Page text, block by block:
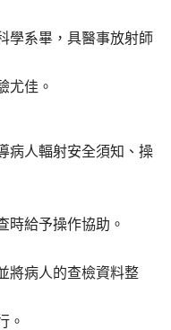
學系畢，具醫事放射師
尤佳。
病人輻射安全須知、操
時給予操作協助。
將病人的查檢資料整
。